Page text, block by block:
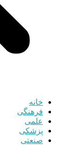
خانه
فرهنگی
علمی
پزشکی
صنعتی